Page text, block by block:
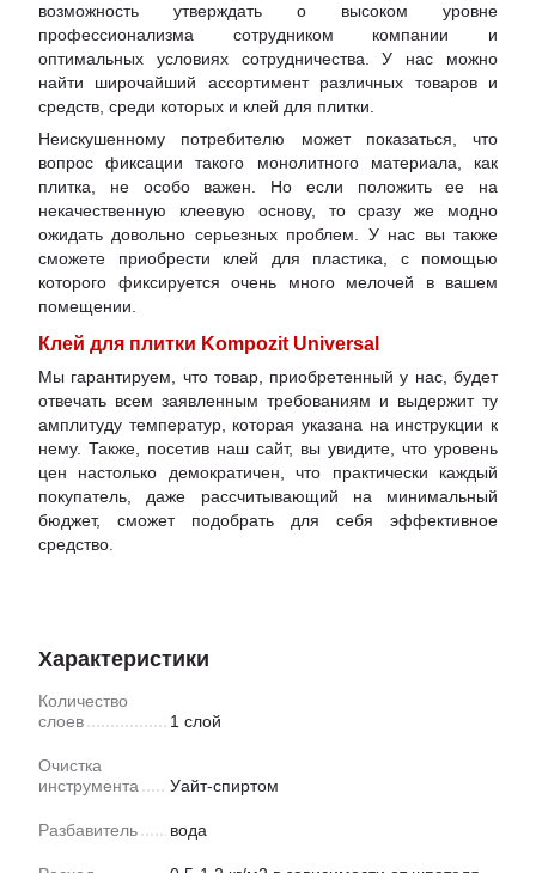
возможность утверждать о высоком уровне
профессионализма сотрудником компании и
оптимальных условиях сотрудничества. У нас можно
найти широчайший ассортимент различных товаров и
средств, среди которых и клей для плитки.
Неискушенному потребителю может показаться, что
вопрос фиксации такого монолитного материала, как
плитка, не особо важен. Но если положить ее на
некачественную клеевую основу, то сразу же модно
ожидать довольно серьезных проблем. У нас вы также
сможете приобрести клей для пластика, с помощью
которого фиксируется очень много мелочей в вашем
помещении.
Клей для плитки Kompozit Universal
Мы гарантируем, что товар, приобретенный у нас, будет
отвечать всем заявленным требованиям и выдержит ту
амплитуду температур, которая указана на инструкции к
нему. Также, посетив наш сайт, вы увидите, что уровень
цен настолько демократичен, что практически каждый
покупатель, даже рассчитывающий на минимальный
бюджет, сможет подобрать для себя эффективное
средство.
Характеристики
Количество
слоев
1 слой
Очистка
инструмента
Уайт-спиртом
Разбавитель вода